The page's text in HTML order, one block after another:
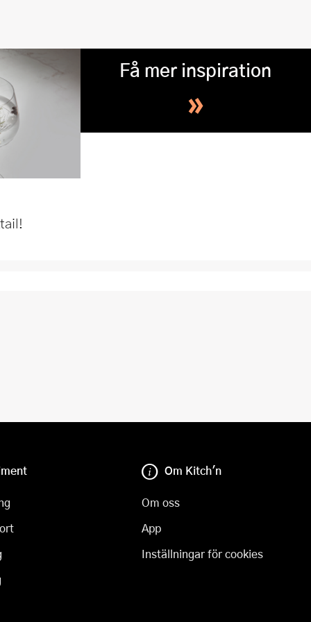
Få mer inspiration
»
Om Kitch'n
Om oss
App
Inställningar för cookies